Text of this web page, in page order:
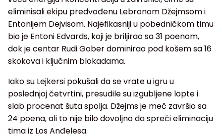
eliminisali ekipu predvođenu Lebronom Džejmsom i
Entonijem Dejvisom. Najefikasniji u pobedničkom timu
bio je Entoni Edvards, koji je briljirao sa 31 poenom,
dok je centar Rudi Gober dominirao pod košem sa 16
skokova i ključnim blokadama.
Iako su Lejkersi pokušali da se vrate u igru u
poslednjoj četvrtini, presudile su izgubljene lopte i
slab procenat šuta spolja. Džejms je meč završio sa
24 poena, ali to nije bilo dovoljno da spreči eliminaciju
tima iz Los Anđelesa.